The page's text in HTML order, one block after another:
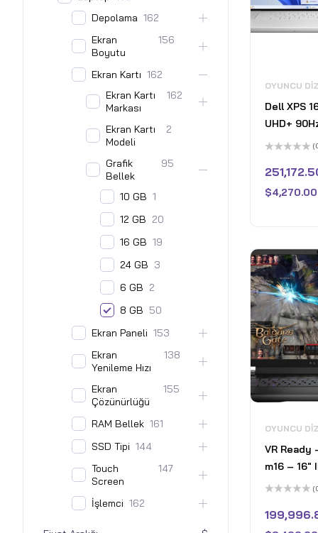
Depolama 162
Ekran
Boyutu
156
Ekran Kartı 162
Ekran Kartı
Markası
162
Ekran Kartı
Modeli
2
Grafik
Bellek
95
10 GB 1
12 GB 20
16 GB 19
24 GB 3
6 GB 2
8 GB 50
Ekran Paneli 153
Ekran
Yenileme Hızı
138
Ekran
Çözünürlüğü
155
RAM Bellek 161
SSD Tipi 144
Touch
Screen
147
İşlemci 162
OYUNCU
Dell XPS
UHD+
Laptop -
GeForce
32GB
üzerinden
0
aldı
$4,270.00
OYUNCU
VR Ready
m16 – 16"
165Hz Gaming Laptop -
8GB Nvidia
üzerinden
0